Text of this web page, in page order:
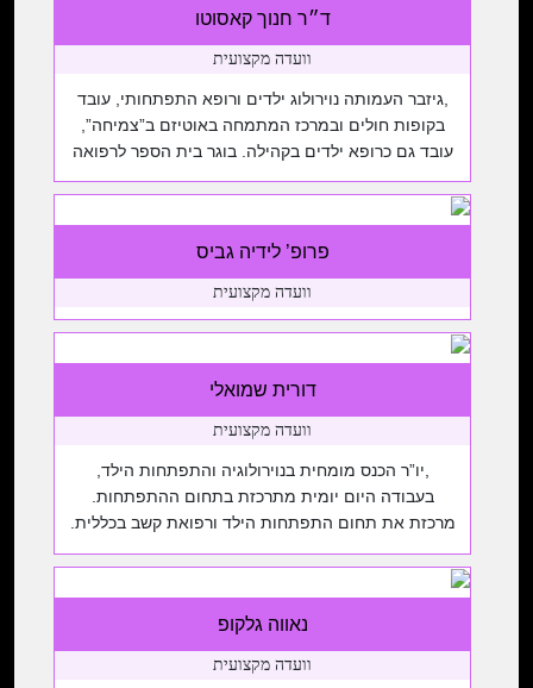
סטודנטים לפיזיותרפיה. תת התמקצעות: שיקום הילד
עם פגיעה נוירולוגית מולדת, בניית תוכניות מוטוריות
לעבודה […]
ד״ר חנוך קאסוטו
וועדה מקצועית
,גיזבר העמותה נוירולוג ילדים ורופא התפתחותי, עובד
בקופות חולים ובמרכז המתמחה באוטיזם ב”צמיחה”,
עובד גם כרופא ילדים בקהילה. בוגר בית הספר לרפואה
בירושלים, ועשה גם את הדוקטורט בביולוגיה בבית ספר
לרפואה בירושלים, התמחות ברפואת ילדים בבית חולים
שערי צדק והתמחות בנוירולוגית ילדים והתפתחות הילד
בהדסה הר הצופים.
פרופ’ לידיה גביס
וועדה מקצועית
דורית שמואלי
וועדה מקצועית
,יו”ר הכנס מומחית בנוירולוגיה והתפתחות הילד,
בעבודה היום יומית מתרכזת בתחום ההתפתחות.
מרכזת את תחום התפתחות הילד ורפואת קשב בכללית.
בת לאנשי העלייה הראשונה, מייסדי זכרון יעקב. כיום
ירושלמית, נשואה לחגי, דור חמישי בעיר, אמא לארבעה
ילדים בוגרים שכולם מתגוררים בירושלים. מתרגלת יוגה
ומטיילת בשבילי הארץ והעולם.
נאווה גלקופ
וועדה מקצועית